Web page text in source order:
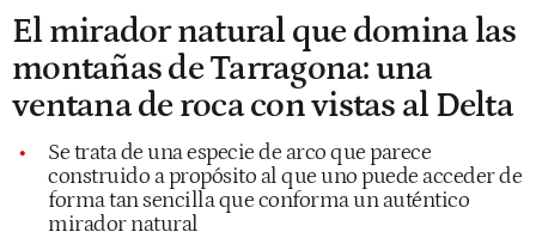
El mirador natural que domina las
montañas de Tarragona: una
ventana de roca con vistas al Delta
Se trata de una especie de arco que parece
construido a propósito al que uno puede acceder de
forma tan sencilla que conforma un auténtico
mirador natural